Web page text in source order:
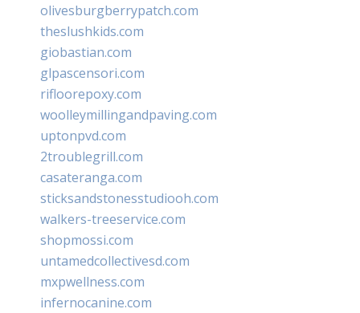
olivesburgberrypatch.com
theslushkids.com
giobastian.com
glpascensori.com
rifloorepoxy.com
woolleymillingandpaving.com
uptonpvd.com
2troublegrill.com
casateranga.com
sticksandstonesstudiooh.com
walkers-treeservice.com
shopmossi.com
untamedcollectivesd.com
mxpwellness.com
infernocanine.com